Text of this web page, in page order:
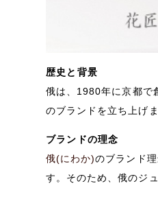
歴史と背景
俄は、1980年に京都で
のブランドを立ち上げ
ブランドの理念
俄(にわか)のブランド
す。そのため、俄のジ